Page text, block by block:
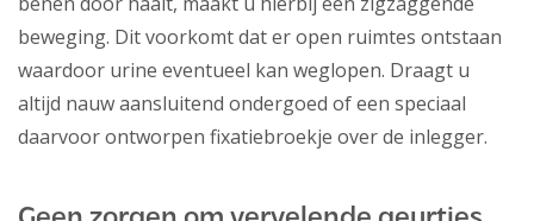
beweging. Dit voorkomt dat er open ruimtes ontstaan
waardoor urine eventueel kan weglopen. Draagt u
altijd nauw aansluitend ondergoed of een speciaal
daarvoor ontworpen fixatiebroekje over de inlegger.